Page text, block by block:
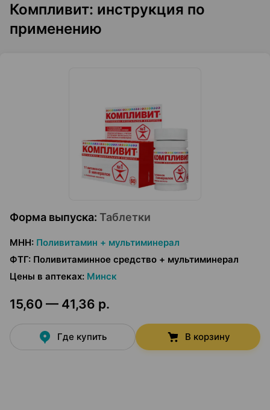
Компливит: инструкция по
применению
Форма выпуска: Таблетки
МНН: Поливитамин + мультиминерал
ФТГ: Поливитаминное средство + мультиминерал
Цены в аптеках: Минск
15,60 — 41,36 р.
Где купить В корзину